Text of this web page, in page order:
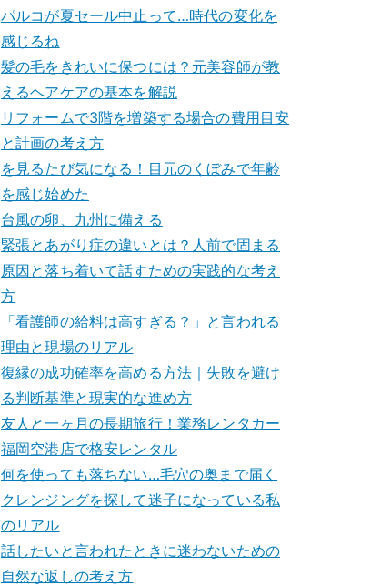
パルコが夏セール中止って…時代の変化を
感じるね
髪の毛をきれいに保つには？元美容師が教
えるヘアケアの基本を解説
リフォームで3階を増築する場合の費用目安
と計画の考え方
を見るたび気になる！目元のくぼみで年齢
を感じ始めた
台風の卵、九州に備える
緊張とあがり症の違いとは？人前で固まる
原因と落ち着いて話すための実践的な考え
方
「看護師の給料は高すぎる？」と言われる
理由と現場のリアル
復縁の成功確率を高める方法｜失敗を避け
る判断基準と現実的な進め方
友人と一ヶ月の長期旅行！業務レンタカー
福岡空港店で格安レンタル
何を使っても落ちない…毛穴の奥まで届く
クレンジングを探して迷子になっている私
のリアル
話したいと言われたときに迷わないための
自然な返しの考え方